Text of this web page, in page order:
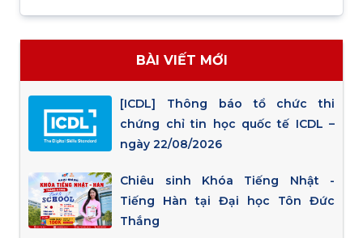
BÀI VIẾT MỚI
[ICDL] Thông báo tổ chức thi
chứng chỉ tin học quốc tế ICDL –
ngày 22/08/2026
Chiêu sinh Khóa Tiếng Nhật -
Tiếng Hàn tại Đại học Tôn Đức
Thắng